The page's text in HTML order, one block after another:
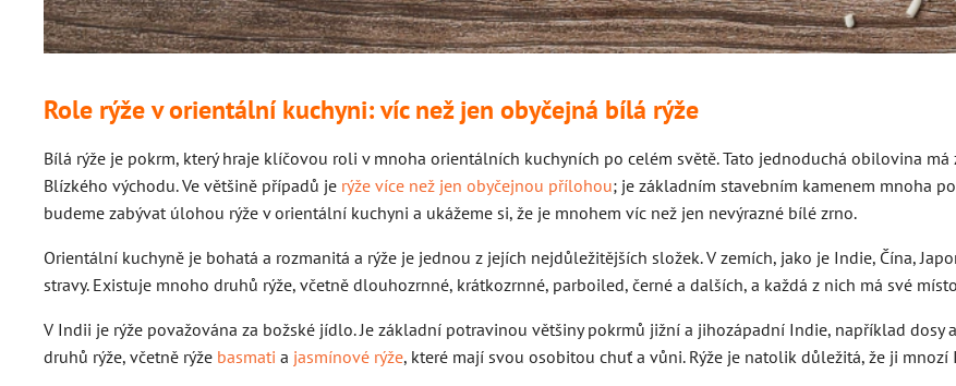
Role rýže v orientální kuchyni: víc než jen obyčejná bílá rýže
Bílá rýže je pokrm, který hraje klíčovou roli v mnoha orientálních kuchyních po celém světě. Tato jednoduchá obilovina
Blízkého východu. Ve většině případů je rýže více než jen obyčejnou přílohou; je základním stavebním kamenem mnoha
budeme zabývat úlohou rýže v orientální kuchyni a ukážeme si, že je mnohem víc než jen nevýrazné bílé zrno.
Orientální kuchyně je bohatá a rozmanitá a rýže je jednou z jejích nejdůležitějších složek. V zemích, jako je Indie, Čína,
stravy. Existuje mnoho druhů rýže, včetně dlouhozrnné, krátkozrnné, parboiled, černé a dalších, a každá z nich má své
V Indii je rýže považována za božské jídlo. Je základní potravinou většiny pokrmů jižní a jihozápadní Indie, například dosy
druhů rýže, včetně rýže basmati a jasmínové rýže, které mají svou osobitou chuť a vůni. Rýže je natolik důležitá, že ji